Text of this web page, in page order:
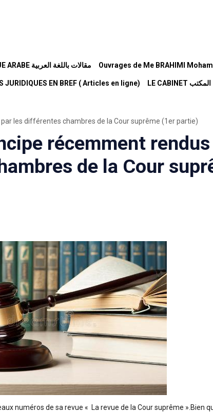
BILLETS EN LANGUE ARABE مقالات باللغة العربية
JURIDIQUES EN BREF ( Articles en ligne) LE CABINET المكتب
les différentes chambres de la Cour suprême (1er partie)
récemment
de la Cour
numéros de sa revue « La revue de la Cour suprême ».Bien